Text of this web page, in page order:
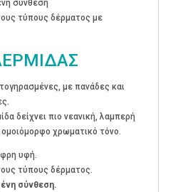
σύνθεση
τύπους δέρματος με
με πανάδες και
δείχνει πιο νεανική, λαμπερή
χρωματικό τόνο.
υφή.
τύπους δέρματος.
σύνθεση.